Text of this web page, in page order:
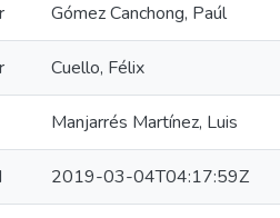
Gómez Canchong, Paúl
Cuello, Félix
Manjarrés Martínez, Luis
2019-03-04T04:17:59Z